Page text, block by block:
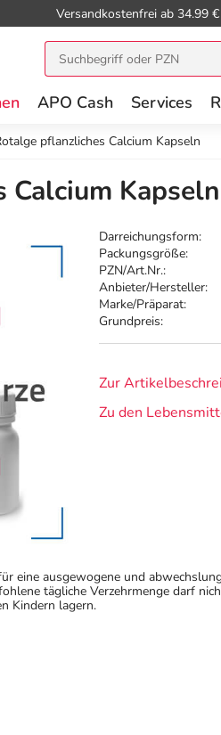
Versandkostenfrei ab 34.99
APO Cash Services
pflanzliches Calcium Kapseln
Darreichungsform:
Packungsgröße:
PZN/Art.Nr.:
Anbieter/Hersteller:
Marke/Präparat:
Grundpreis:
Zur
Zu den
eine ausgewogene und
tägliche Verzehrmenge darf
Kindern lagern.